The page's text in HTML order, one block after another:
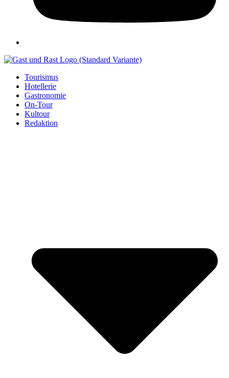
Tourismus
Hotellerie
Gastronomie
On-Tour
Kultour
Redaktion